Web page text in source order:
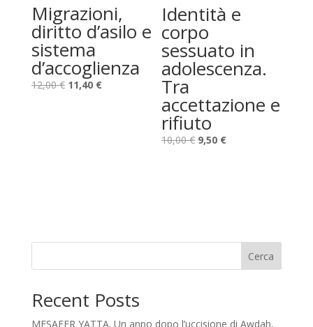
Migrazioni,
diritto d’asilo e
sistema
d’accoglienza
12,00€ Il
11,40 €Il
Identità e
corpo
sessuato in
adolescenza.
Tra
accettazione e
rifiuto
10,00€ Il
9,50 €Il
Cerca
Recent Posts
MESAFER YATTA. Un anno dopo l’uccisione di Awdah,